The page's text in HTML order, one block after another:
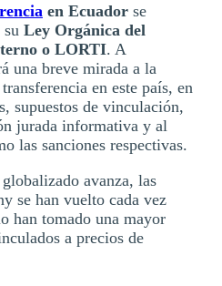
en Ecuador se
Ley Orgánica del
o LORTI. A
una breve mirada a la
en este país, en
supuestos de vinculación,
jurada informativa y al
las sanciones respectivas.
avanza, las
se han vuelto cada vez
han tomado una mayor
a precios de